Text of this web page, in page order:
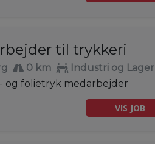
til trykkeri
0 km
Industri og Lager
og folietryk medarbejder
VIS JOB